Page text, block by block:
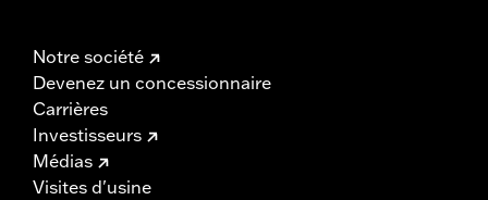
Notre société
Devenez un concessionnaire
Carrières
Investisseurs
Médias
Visites d'usine